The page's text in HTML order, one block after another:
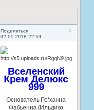
Поделиться
1
02.05.2018 22:59
Вселенский
Крем Делюкс
999
Основатель Ро‘ханна
Фабьенна (Ильдико